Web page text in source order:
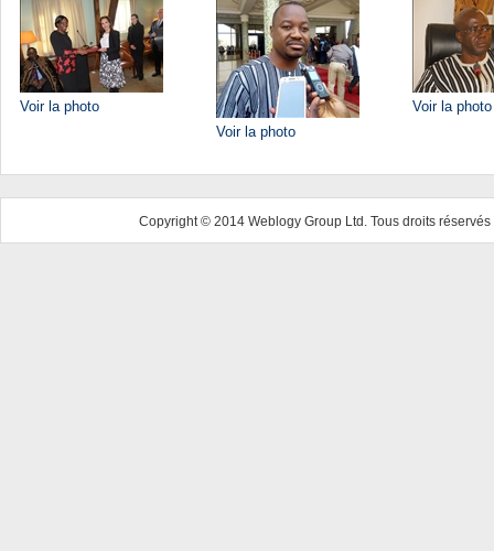
Voir la photo
Voir la photo
Voir la photo
Copyright © 2014 Weblogy Group Ltd. Tous droits